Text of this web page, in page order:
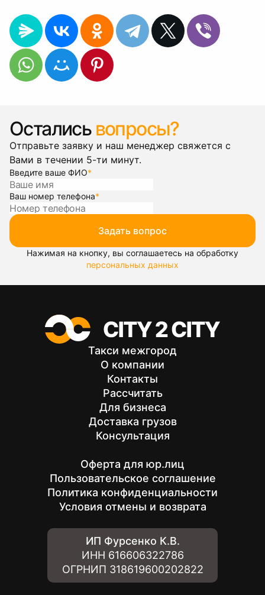
Остались вопросы?
Отправьте заявку и наш менеджер свяжется с
Вами в течении 5-ти минут.
Введите ваше ФИО*
Ваш номер телефона*
Задать вопрос
Нажимая на кнопку, вы соглашаетесь на обработку
персональных данных
Такси межгород
О компании
Контакты
Рассчитать
Для бизнеса
Доставка грузов
Консультация
Оферта для юр.лиц
Пользовательское соглашение
Политика конфиденциальности
Условия отмены и возврата
ИП Фурсенко К.В.
ИНН 616606322786
ОГРНИП 318619600202822